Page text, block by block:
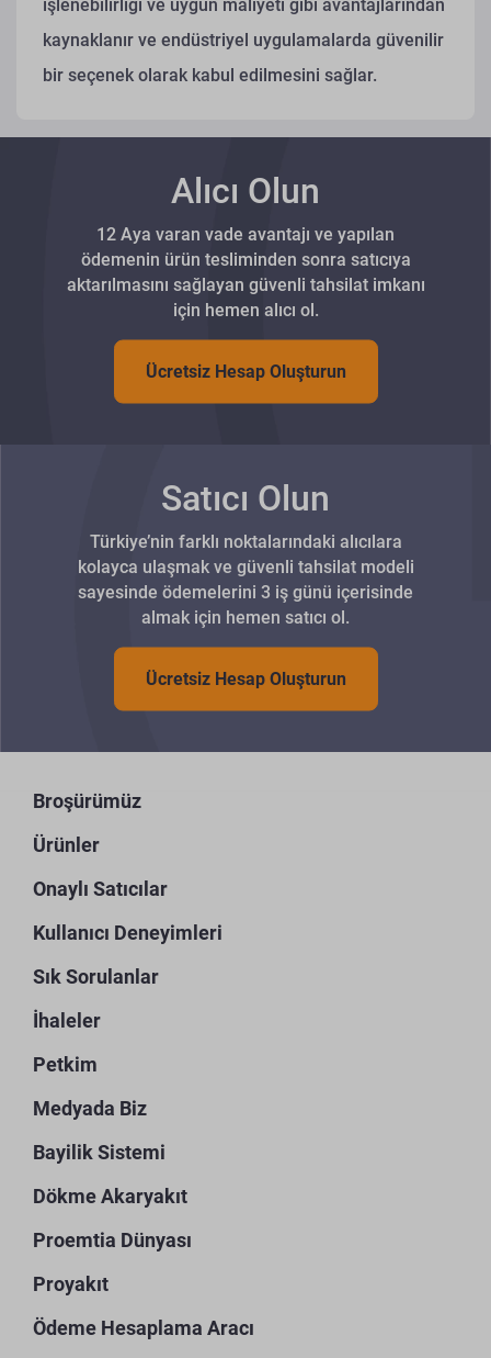
işlenebilirliği ve uygun maliyeti gibi avantajlarından
kaynaklanır ve endüstriyel uygulamalarda güvenilir
bir seçenek olarak kabul edilmesini sağlar.
Alıcı Olun
12 Aya varan vade avantajı ve yapılan
ödemenin ürün tesliminden sonra satıcıya
aktarılmasını sağlayan güvenli tahsilat imkanı
için hemen alıcı ol.
Ücretsiz Hesap Oluşturun
Satıcı Olun
Türkiye’nin farklı noktalarındaki alıcılara
kolayca ulaşmak ve güvenli tahsilat modeli
sayesinde ödemelerini 3 iş günü içerisinde
almak için hemen satıcı ol.
Ücretsiz Hesap Oluşturun
Broşürümüz
Ürünler
Onaylı Satıcılar
Kullanıcı Deneyimleri
Sık Sorulanlar
İhaleler
Petkim
Medyada Biz
Bayilik Sistemi
Dökme Akaryakıt
Proemtia Dünyası
Proyakıt
Ödeme Hesaplama Aracı